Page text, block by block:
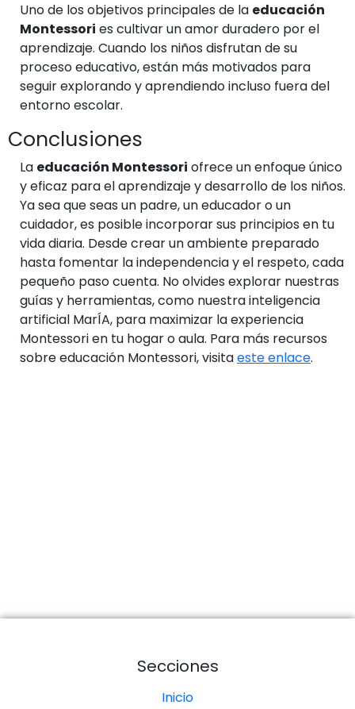
Uno de los objetivos principales de la educación
Montessori es cultivar un amor duradero por el
aprendizaje. Cuando los niños disfrutan de su
proceso educativo, están más motivados para
seguir explorando y aprendiendo incluso fuera del
entorno escolar.
Conclusiones
La educación Montessori ofrece un enfoque único
y eficaz para el aprendizaje y desarrollo de los niños.
Ya sea que seas un padre, un educador o un
cuidador, es posible incorporar sus principios en tu
vida diaria. Desde crear un ambiente preparado
hasta fomentar la independencia y el respeto, cada
pequeño paso cuenta. No olvides explorar nuestras
guías y herramientas, como nuestra inteligencia
artificial MarÍA, para maximizar la experiencia
Montessori en tu hogar o aula. Para más recursos
sobre educación Montessori, visitaeste enlace.
Secciones
Inicio